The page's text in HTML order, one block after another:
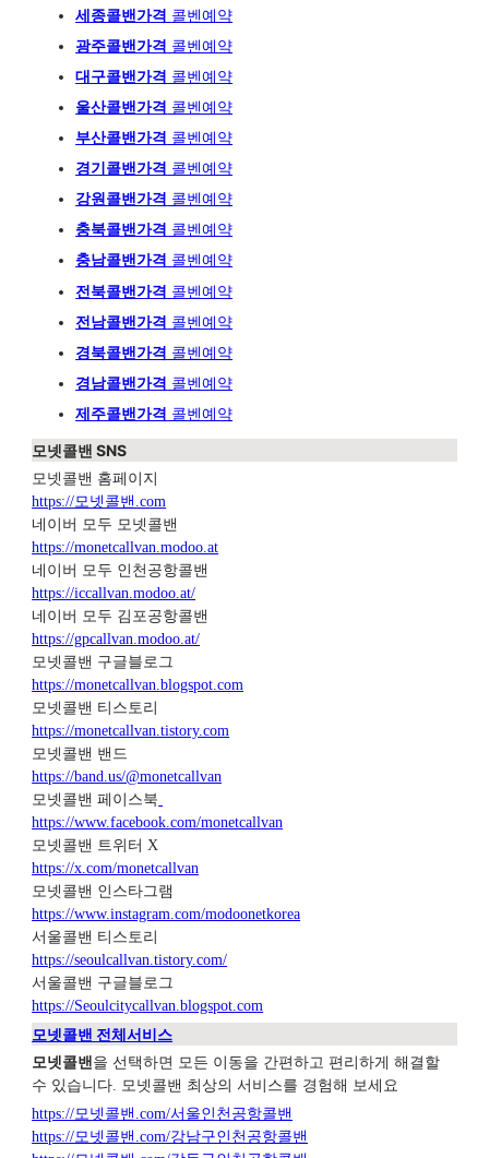
세종콜밴가격 콜벤예약
광주콜밴가격 콜벤예 약
대구콜밴가격 콜벤예약
울산콜밴가격 콜벤예약
부산콜밴가격 콜벤예약
경기콜밴가격 콜벤예약
강원콜밴가격 콜벤예약
충북콜밴가격 콜벤예약
충남콜밴가격 콜벤예약
전북콜밴가격 콜벤예약
전남콜밴가격 콜벤예약
경북콜밴가격 콜벤예약
경남콜밴가격 콜벤예약
제주콜밴가격 콜벤예약
모넷콜밴 SNS
모넷콜밴 홈페이지
https://모넷콜밴.com
네이버 모두 모넷콜밴
https://monetcallvan.modoo.at
네이버 모두 인천공항콜밴
https://iccallvan.modoo.at/
네이버 모두 김포공항콜밴
https://gpcallvan.modoo.at/
모넷콜밴 구글블로그
https://monetcallvan.blogspot.com
모넷콜밴 티스토리
https://monetcallvan.tistory.com
모넷콜밴 밴드
https://band.us/@monetcallvan
모넷콜밴 페이스북
https://www.facebook.com/monetcallvan
모넷콜밴 트위터 X
https://x.com/monetcallvan
모넷콜밴 인스타그램
https://www.instagram.com/modoonetkorea
서울콜밴 티스토리
https://seoulcallvan.tistory.com/
서울콜밴 구글블로그
https://Seoulcitycallvan.blogspot.com
모넷콜밴 전체서비스
모넷콜밴 을 선택하면 모든 이동을 간편하고 편리하게 해결할
수 있습니다. 모넷콜밴 최상의 서비스를 경험해 보세요
https://모넷콜밴.com/서울인천공항콜밴
https://모넷콜밴.com/강남구인천공항콜밴